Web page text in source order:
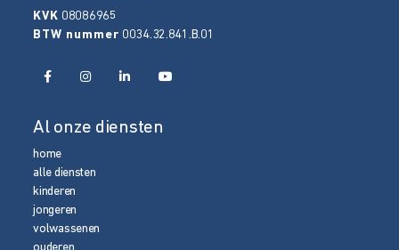
KVK 08086965
BTW nummer 0034.32.841.B.01
Al onze diensten
home
alle diensten
kinderen
jongeren
volwassenen
ouderen